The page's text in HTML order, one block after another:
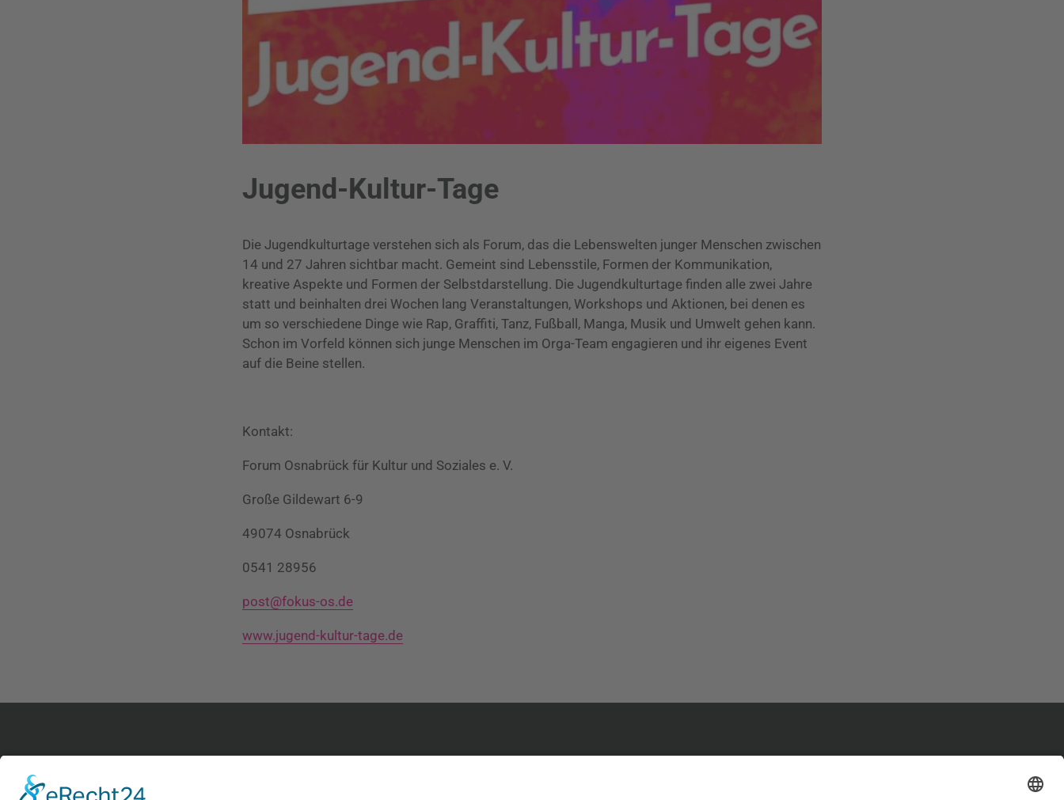
Jugend-Kultur-Tage
Die Jugendkulturtage verstehen sich als Forum, das die Lebenswelten junger Menschen zwischen
14 und 27 Jahren sichtbar macht. Gemeint sind Lebensstile, Formen der Kommunikation,
kreative Aspekte und Formen der Selbstdarstellung. Die Jugendkulturtage finden alle zwei Jahre
statt und beinhalten drei Wochen lang Veranstaltungen, Workshops und Aktionen, bei denen es
um so verschiedene Dinge wie Rap, Graffiti, Tanz, Fußball, Manga, Musik und Umwelt gehen kann.
Schon im Vorfeld können sich junge Menschen im Orga-Team engagieren und ihr eigenes Event
auf die Beine stellen.
Kontakt:
Forum Osnabrück für Kultur und Soziales e. V.
Große Gildewart 6-9
49074 Osnabrück
0541 28956
post@fokus-os.de
www.jugend-kultur-tage.de